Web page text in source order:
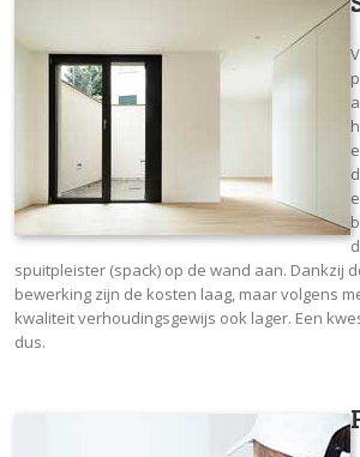
spuitpleister (spack) op de wand aan. Dankzij
bewerking zijn de kosten laag, maar volgens
kwaliteit verhoudingsgewijs ook lager. Een
dus.